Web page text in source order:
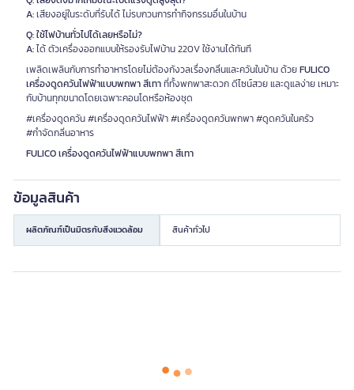
A:เสียงอยู่ในระดับที่รับได้ ไม่รบกวนการทำกิจกรรมอื่นในบ้าน
Q: ใช้ไฟบ้านทั่วไปได้เลยหรือไม่?
A:ได้ ตัวเครื่องออกแบบให้รองรับไฟบ้าน 220V ใช้งานได้ทันที
เพลิดเพลินกับการทำอาหารโดยไม่ต้องกังวลเรื่องกลิ่นและควันในบ้าน ด้วยFULICO
เครื่องดูดควันไฟฟ้าแบบพกพา สีเทาที่ทั้งพกพาสะดวก ดีไซน์สวย และดูแลง่าย เหมาะ
กับบ้านทุกขนาดโดยเฉพาะคอนโดหรือห้องชุด
#เครื่องดูดควัน #เครื่องดูดควันไฟฟ้า #เครื่องดูดควันพกพา #ดูดควันในครัว
#กำจัดกลิ่นอาหาร
FULICO เครื่องดูดควันไฟฟ้าแบบพกพา สีเทา
ข้อมูลสินค้า
ผลิตภัณฑ์เป็นมิตรกับสิ่งแวดล้อม สินค้าทั่วไป